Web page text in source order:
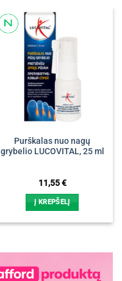
Purškalas nuo nagų
grybelio LUCOVITAL, 25 ml
11,55€
Į KREPŠELĮ